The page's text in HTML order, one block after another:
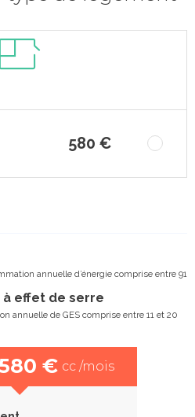
580 €
annuelle d’énergie comprise entre 91
à effet de serre
annuelle de GES comprise entre 11 et 20
€ cc /mois